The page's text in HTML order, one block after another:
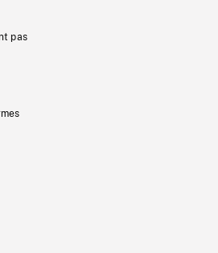
pas